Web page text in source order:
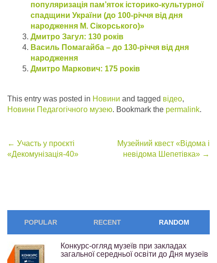
популяризація пам’яток історико-культурної
спадщини України (до 100-річчя від дня
народження М. Сікорського)»
Дмитро Загул: 130 років
Василь Помагайба – до 130-річчя від дня
народження
Дмитро Маркович: 175 років
This entry was posted in Новини and tagged відео,
Новини Педагогічного музею. Bookmark the permalink.
Post
← Участь у проєкті
«Декомунізація-40»
Музейний квест «Відома і
невідома Шепетівка» →
POPULAR RECENT RANDOM
Конкурс-огляд музеїв при закладах
загальної середньої освіти до Дня музеїв